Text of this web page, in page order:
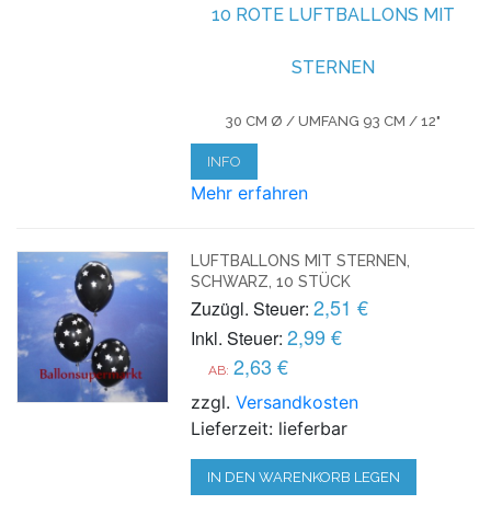
10 ROTE LUFTBALLONS MIT
STERNEN
30 CM Ø / UMFANG 93 CM / 12"
INFO
Mehr erfahren
LUFTBALLONS MIT STERNEN,
SCHWARZ, 10 STÜCK
Zuzügl. Steuer: 2,51 €
Inkl. Steuer: 2,99 €
AB: 2,63 €
zzgl.Versandkosten
Lieferzeit: lieferbar
IN DEN WARENKORB LEGEN